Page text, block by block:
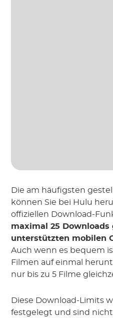
Die am häufigsten
können Sie bei Hulu
offiziellen Download-
maximal 25
unterstützten mobilen
Auch wenn es bequem
Filmen auf einmal
nur bis zu 5 Filme
Diese Download-Limits
festgelegt und sind